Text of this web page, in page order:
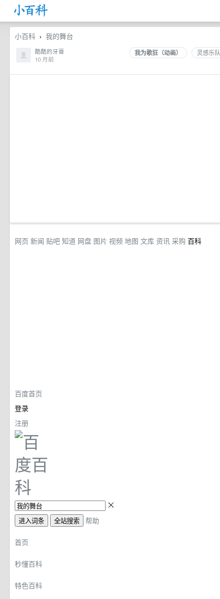
小百科 › 我的舞台
我为歌狂（动画） 灵感乐队
酷酷的牙膏
10 月前
网页 新闻 贴吧 知道 网盘 图片 视频 地图 文库 资讯 采购 百科
百度首页
登录
注册
进入词条 全站搜索 帮助
首页
秒懂百科
特色百科